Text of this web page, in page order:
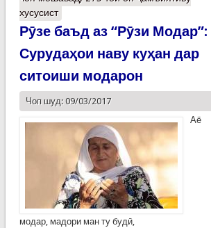
хусусист
Рӯзе баъд аз “Рӯзи Модар”:
Сурудаҳои наву куҳан дар
ситоиши модарон
Чоп шуд: 09/03/2017
Аё
модар, мадори ман ту будӣ,